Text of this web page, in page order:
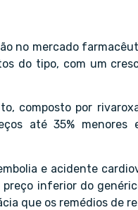
no mercado
do tipo, com um
composto por
até 35% menores
e acidente
preço inferior do
que os remédios de